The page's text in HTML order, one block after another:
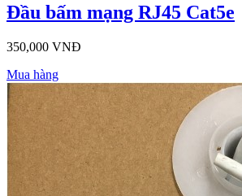
Đầu bấm mạng RJ45 Cat5e
350,000 VNĐ
Mua hàng